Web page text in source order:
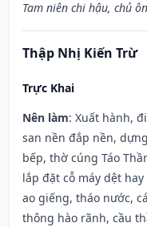
Tam niên chi hậu, chủ
Thập Nhị Kiến Trừ
Trực Khai
Nên làm: Xuất hành,
san nền đắp nền,
bếp, thờ cúng Táo
lắp đặt cỗ máy dệt
ao giếng, tháo nước,
thông hào rãnh, cầu